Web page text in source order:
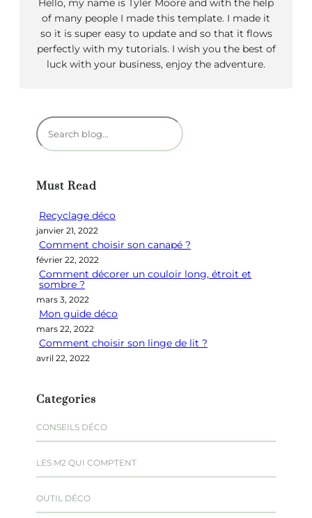
Hello, my name is Tyler Moore and with the help
of many people I made this template. I made it
so it is super easy to update and so that it flows
perfectly with my tutorials. I wish you the best of
luck with your business, enjoy the adventure.
R
e
e
c
h
e
Must Read
Recyclage déco
janvier 21, 2022
Comment choisir son canapé ?
février 22, 2022
Comment décorer un couloir long, étroit et
sombre ?
mars 3, 2022
Mon guide déco
mars 22, 2022
Comment choisir son linge de lit ?
avril 22, 2022
Categories
CONSEILS DÉCO
LES M2 QUI COMPTENT
OUTIL DÉCO